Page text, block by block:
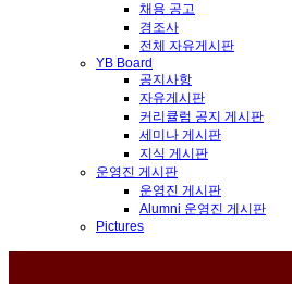
채용 공고
경조사
전체 자유게시판
YB Board
공지사항
자유게시판
커리큘럼 공지 게시판
세미나 게시판
지식 게시판
운영진 게시판
운영진 게시판
Alumni 운영진 게시판
Pictures